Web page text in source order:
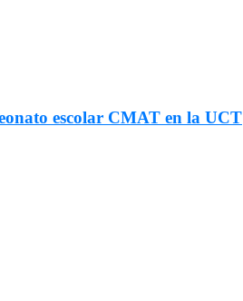
escolar CMAT en la UCT